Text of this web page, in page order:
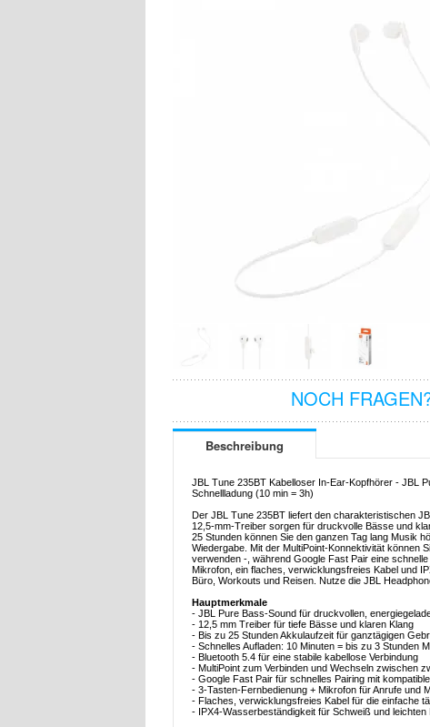
NOCH
Beschreibung
JBL Tune 235BT Kabelloser In-Ear-Kopfhörer - JBL
Schnellladung (10 min = 3h)
Der JBL Tune 235BT liefert den charakteristischen
12,5-mm-Treiber sorgen für druckvolle Bässe und
25 Stunden können Sie den ganzen Tag lang Musik
Wiedergabe. Mit der MultiPoint-Konnektivität können
verwenden -, während Google Fast Pair eine
Mikrofon, ein flaches, verwicklungsfreies Kabel und
Büro, Workouts und Reisen. Nutze die JBL
Hauptmerkmale
- JBL Pure Bass-Sound für druckvollen,
- 12,5 mm Treiber für tiefe Bässe und klaren Klang
- Bis zu 25 Stunden Akkulaufzeit für ganztägigen
- Schnelles Aufladen: 10 Minuten = bis zu 3 Stunden
- Bluetooth 5.4 für eine stabile kabellose Verbindung
- MultiPoint zum Verbinden und Wechseln zwischen
- Google Fast Pair für schnelles Pairing mit
- 3-Tasten-Fernbedienung + Mikrofon für Anrufe und
- Flaches, verwicklungsfreies Kabel für die einfache
- IPX4-Wasserbeständigkeit für Schweiß und leichten